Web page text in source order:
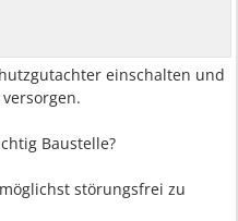
einschalten und
Baustelle?
störungsfrei zu